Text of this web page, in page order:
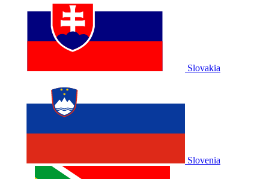
Slovakia
Slovenia